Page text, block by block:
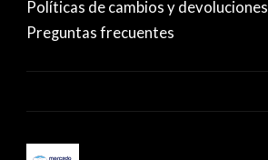
Políticas de cambios y devoluciones
Preguntas frecuentes